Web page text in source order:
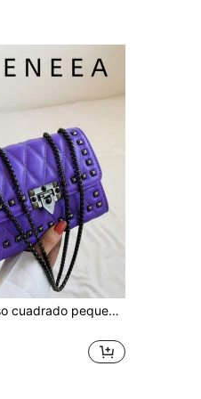
Nuevo bolso cuadrado pequeño multifuncional de moda para mujer con cadena para hombro y bandolera